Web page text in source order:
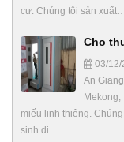
cư. Chúng tôi sản
Cho
03/12/
An
miếu linh thiêng.
sinh di…